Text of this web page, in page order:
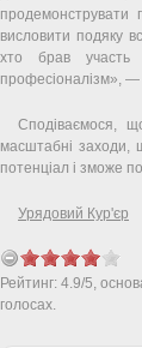
продемонструвати
висловити подяку
хто брав участь
професіоналізм», —
Сподіваємося,
масштабні заходи,
потенціал і зможе
Урядовий Кур'єр
Рейтинг: 4.9/5,
голосах.